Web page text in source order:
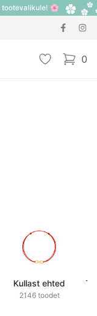
🌸
Lemmik 0
items
Kullast ehted
2146 toodet